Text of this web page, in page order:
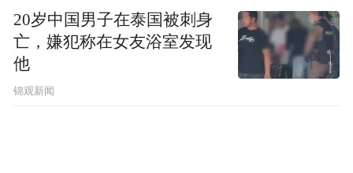
20岁中国男子在泰国被刺身
亡，嫌犯称在女友浴室发现
他
锦观新闻